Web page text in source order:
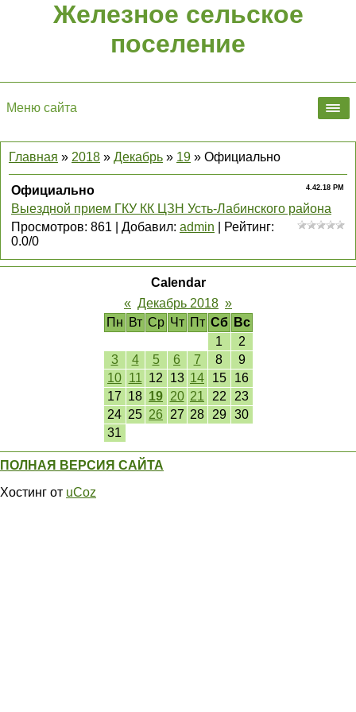
Железное сельское
поселение
Меню сайта
Главная » 2018 » Декабрь » 19 » Официально
4.42.18 PM
Официально
Выездной прием ГКУ КК ЦЗН Усть-Лабинского района
Просмотров: 861 Добавил: admin Рейтинг:
0.0/0
Calendar
« Декабрь 2018 »
Пн Вт Ср Чт Пт Сб
Вс
1
2
3
4 5 6 7 8
9
10 11 12 13 14 15
16
17 18 19 20 21 22
23
24 25 26 27 28 29
30
31
ПОЛНАЯ ВЕРСИЯ САЙТА
Хостинг от uCoz